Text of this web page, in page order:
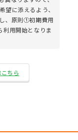
望に添えるよう、
、原則①初期費用
用開始となりま
ちら